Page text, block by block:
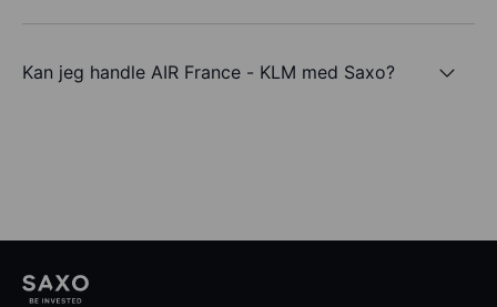
Kan jeg handle AIR France - KLM med Saxo?